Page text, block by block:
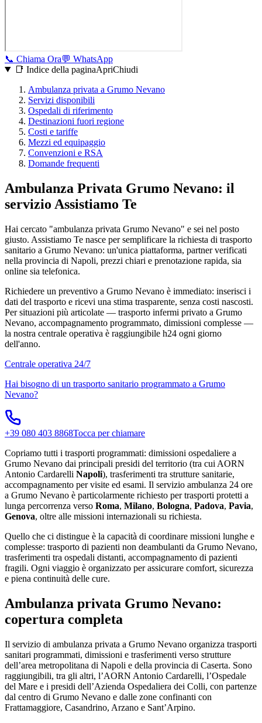
📞 Chiama Ora💬 WhatsApp
📑 Indice della paginaApriChiudi
Ambulanza privata a Grumo Nevano
Servizi disponibili
Ospedali di riferimento
Destinazioni fuori regione
Costi e tariffe
Mezzi ed equipaggio
Convenzioni e RSA
Domande frequenti
Ambulanza Privata Grumo Nevano: il
servizio Assistiamo Te
Hai cercato "ambulanza privata Grumo Nevano" e sei nel posto
giusto. Assistiamo Te nasce per semplificare la richiesta di trasporto
sanitario a Grumo Nevano: un'unica piattaforma, partner verificati
nella provincia di Napoli, prezzi chiari e prenotazione rapida, sia
online sia telefonica.
Richiedere un preventivo a Grumo Nevano è immediato: inserisci i
dati del trasporto e ricevi una stima trasparente, senza costi nascosti.
Per situazioni più articolate — trasporto infermi privato a Grumo
Nevano, accompagnamento programmato, dimissioni complesse —
la nostra centrale operativa è raggiungibile h24 ogni giorno
dell'anno.
Centrale operativa 24/7
Hai bisogno di un trasporto sanitario programmato a Grumo
Nevano?
+39 080 403 8868Tocca per chiamare
Copriamo tutti i trasporti programmati: dimissioni ospedaliere a
Grumo Nevano dai principali presidi del territorio (tra cui AORN
Antonio Cardarelli Napoli), trasferimenti tra strutture sanitarie,
accompagnamento per visite ed esami. Il servizio ambulanza 24 ore
a Grumo Nevano è particolarmente richiesto per trasporti protetti a
lunga percorrenza verso Roma, Milano, Bologna, Padova, Pavia,
Genova, oltre alle missioni internazionali su richiesta.
Quello che ci distingue è la capacità di coordinare missioni lunghe e
complesse: trasporto di pazienti non deambulanti da Grumo Nevano,
trasferimenti tra ospedali distanti, accompagnamento di pazienti
fragili. Ogni viaggio è organizzato per assicurare comfort, sicurezza
e piena continuità delle cure.
Ambulanza privata Grumo Nevano:
copertura completa
Il servizio di ambulanza privata a Grumo Nevano organizza trasporti
sanitari programmati, dimissioni e trasferimenti verso strutture
dell’area metropolitana di Napoli e della provincia di Caserta. Sono
raggiungibili, tra gli altri, l’AORN Antonio Cardarelli, l’Ospedale
del Mare e i presidi dell’Azienda Ospedaliera dei Colli, con partenze
dal centro di Grumo Nevano e dalle zone confinanti con
Frattamaggiore, Casandrino, Arzano e Sant’Arpino.